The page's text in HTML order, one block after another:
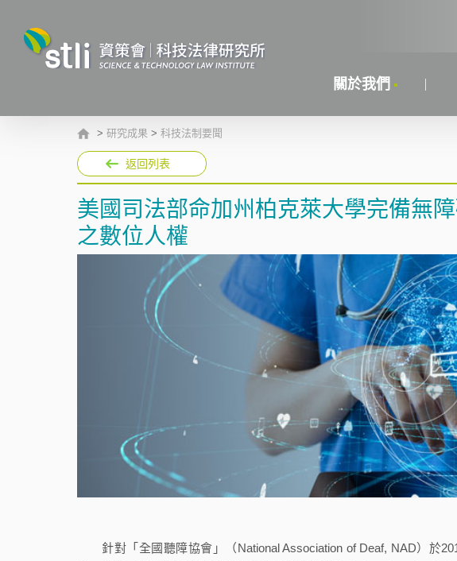
關於我們
> 研究成果 > 科技法制要聞
返回列表
美國司法部命加州柏克萊大學完備無
之數位人權
針對「全國聽障協會」（National Association of Deaf, NAD）於